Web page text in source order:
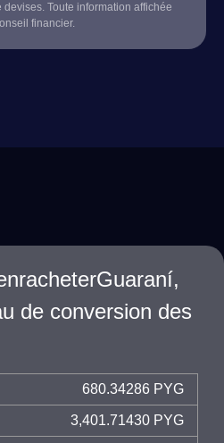
Toute information affichée
financier.
de conversion des
680.34286 PYG
3,401.71430 PYG